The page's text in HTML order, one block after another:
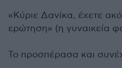
«Κύριε Δανίκα, έχετε
ερώτηση» (η γυναικεία
Το προσπέρασα και